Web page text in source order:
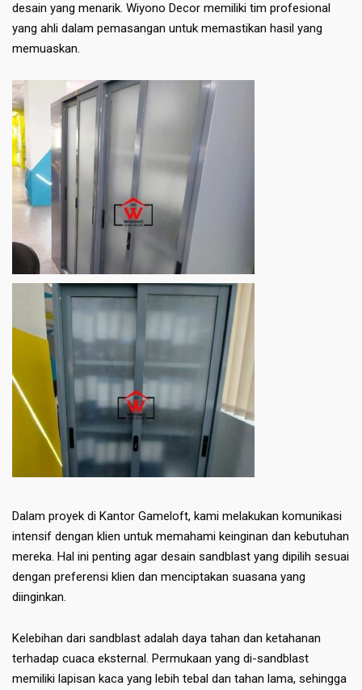
desain yang menarik. Wiyono Decor memiliki tim profesional
yang ahli dalam pemasangan untuk memastikan hasil yang
memuaskan.
Dalam proyek di Kantor Gameloft, kami melakukan komunikasi
intensif dengan klien untuk memahami keinginan dan kebutuhan
mereka. Hal ini penting agar desain sandblast yang dipilih sesuai
dengan preferensi klien dan menciptakan suasana yang
diinginkan.
Kelebihan dari sandblast adalah daya tahan dan ketahanan
terhadap cuaca eksternal. Permukaan yang di-sandblast
memiliki lapisan kaca yang lebih tebal dan tahan lama, sehingga